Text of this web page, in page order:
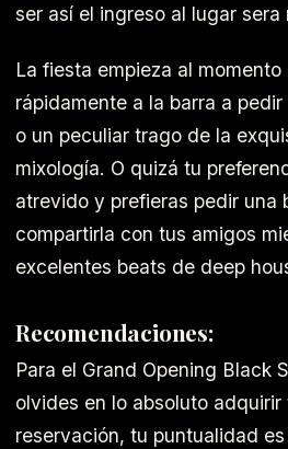
ser así el ingreso al lugar sera
La fiesta empieza al
rápidamente a la barra a
o un peculiar trago de la
mixología. O quizá tu
atrevido y prefieras pedir una
compartirla con tus amigos
excelentes beats de deep
Recomendaciones:
Para el Grand Opening Black
olvides en lo absoluto
reservación, tu puntualidad